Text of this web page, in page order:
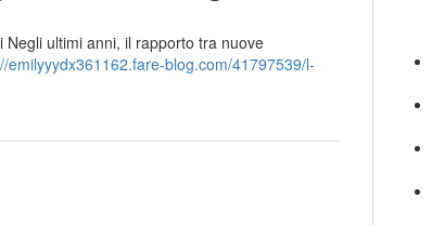
ultimi anni, il rapporto tra nuove
emilyyydx361162.fare-blog.com/41797539/l-